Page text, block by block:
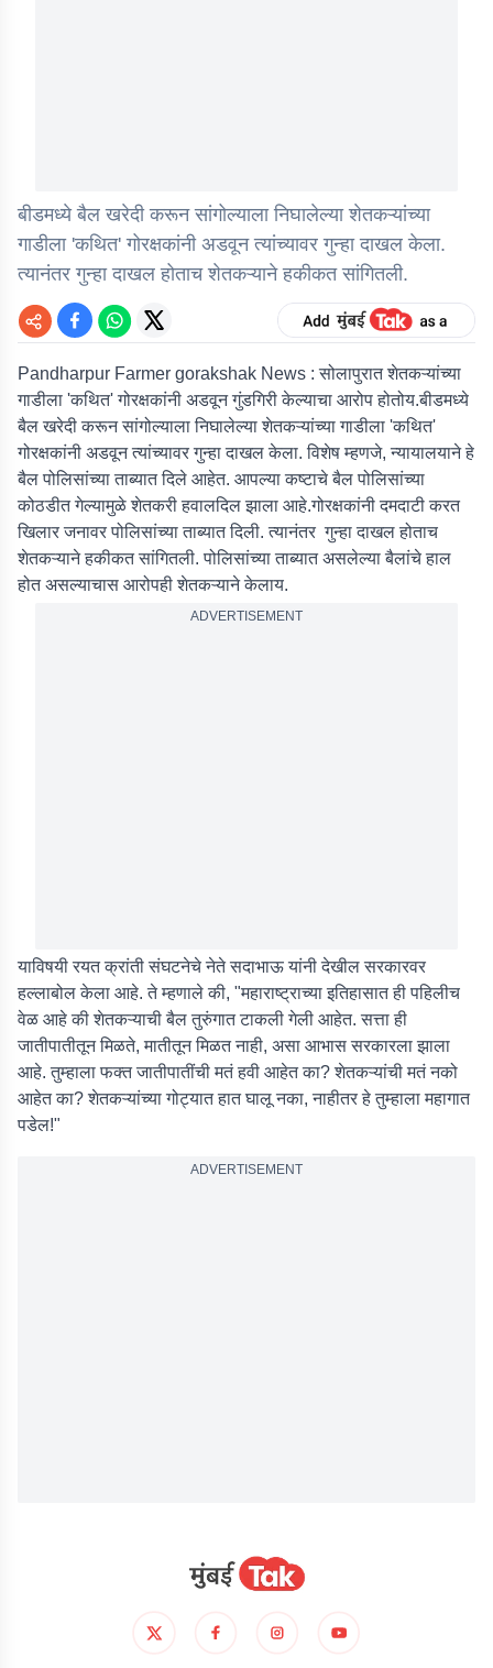
बीडमध्ये बैल खरेदी करून सांगोल्याला निघालेल्या शेतकऱ्यांच्या
गाडीला 'कथित' गोरक्षकांनी अडवून त्यांच्यावर गुन्हा दाखल केला.
त्यानंतर गुन्हा दाखल होताच शेतकऱ्याने हकीकत सांगितली.
Pandharpur Farmer gorakshak News : सोलापुरात शेतकऱ्यांच्या
गाडीला 'कथित' गोरक्षकांनी अडवून गुंडगिरी केल्याचा आरोप होतोय.बीडमध्ये
बैल खरेदी करून सांगोल्याला निघालेल्या शेतकऱ्यांच्या गाडीला 'कथित'
गोरक्षकांनी अडवून त्यांच्यावर गुन्हा दाखल केला. विशेष म्हणजे, न्यायालयाने हे
बैल पोलिसांच्या ताब्यात दिले आहेत. आपल्या कष्टाचे बैल पोलिसांच्या
कोठडीत गेल्यामुळे शेतकरी हवालदिल झाला आहे.गोरक्षकांनी दमदाटी करत
खिलार जनावर पोलिसांच्या ताब्यात दिली. त्यानंतर गुन्हा दाखल होताच
शेतकऱ्याने हकीकत सांगितली. पोलिसांच्या ताब्यात असलेल्या बैलांचे हाल
होत असल्याचास आरोपही शेतकऱ्याने केलाय.
ADVERTISEMENT
याविषयी रयत क्रांती संघटनेचे नेते सदाभाऊ यांनी देखील सरकारवर
हल्लाबोल केला आहे. ते म्हणाले की, "महाराष्ट्राच्या इतिहासात ही पहिलीच
वेळ आहे की शेतकऱ्याची बैल तुरुंगात टाकली गेली आहेत. सत्ता ही
जातीपातीतून मिळते, मातीतून मिळत नाही, असा आभास सरकारला झाला
आहे. तुम्हाला फक्त जातीपातींची मतं हवी आहेत का? शेतकऱ्यांची मतं नको
आहेत का? शेतकऱ्यांच्या गोट्यात हात घालू नका, नाहीतर हे तुम्हाला महागात
पडेल!"
ADVERTISEMENT